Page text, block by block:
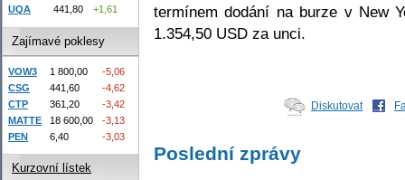
termínem dodání na burze v New
1.354,50 USD za unci.
Diskutovat
Poslední zprávy
UQA
441,80 +1,61
Zajímavé poklesy
VOW3 1 800,00
-5,06
CSG
441,60
-4,62
CTP
361,20
-3,42
MATTE
18 600,00
-3,13
PEN
6,40 -3,03
Kurzovní lístek